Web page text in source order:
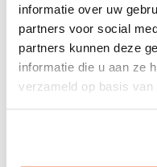
informatie over uw
partners voor social
partners kunnen deze
informatie die u aan ze
verzameld op basis
Bekijk alle specificaties
Opties
Achterbank